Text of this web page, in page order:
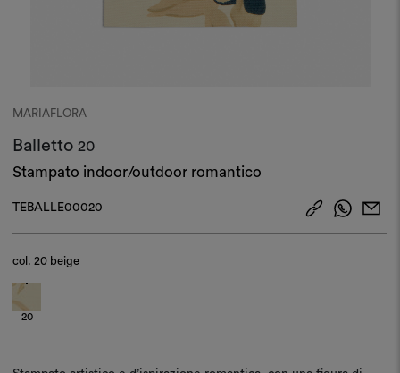
MARIAFLORA
Balletto20
Stampato indoor/outdoor romantico
TEBALLE00020
col.20 beige
20